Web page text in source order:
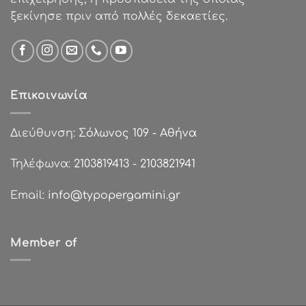
ξεκίνησε πριν από πολλές δεκαετίες.
Επικοινωνία
Διεύθυνση: Σόλωνος 109 - Αθήνα
Τηλέφωνα: 2103819413 - 2103821941
Email: info@typopergamini.gr
Member of